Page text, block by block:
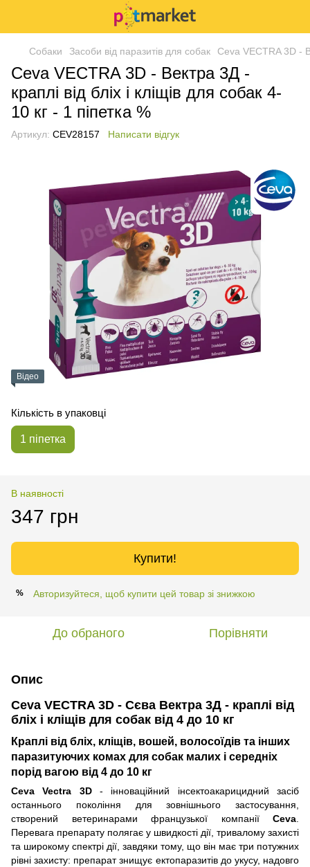
Собаки Засоби від паразитів для собак Ceva VECTRA 3D -
Ceva VECTRA 3D - Вектра 3Д -
краплі від бліх і кліщів для собак 4-
10 кг - 1 піпетка %
Артикул: CEV28157 Написати відгук
Відео
Кількість в упаковці
1 піпетка
В наявності
347 грн
Купити!
% Авторизуйтеся, щоб купити цей товар зі знижкою
До обраного Порівняти
Опис
Ceva VECTRA 3D - Сєва Вектра 3Д - краплі від
бліх і кліщів для собак від 4 до 10 кг
Краплі від бліх, кліщів, вошей, волосоїдів та інших
паразитуючих комах для собак малих і середніх
порід вагою від 4 до 10 кг
Ceva Vectra 3D - інноваційний інсектоакарицидний засіб
останнього покоління для зовнішнього застосування,
створений ветеринарами французької компанії Ceva.
Перевага препарату полягає у швидкості дії, тривалому захисті
та широкому спектрі дії, завдяки тому, що він має три потужних
рівні захисту: препарат знищує ектопаразитів до укусу, надовго